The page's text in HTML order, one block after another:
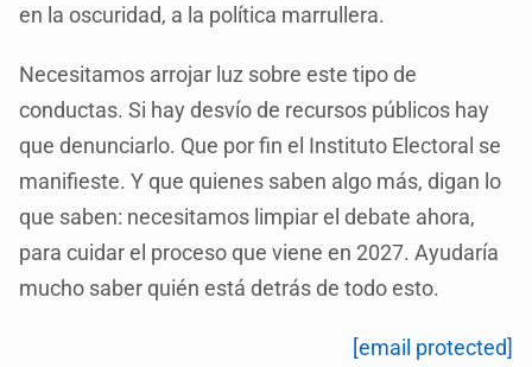
en la oscuridad, a la política marrullera.
Necesitamos arrojar luz sobre este tipo de
conductas. Si hay desvío de recursos públicos hay
que denunciarlo. Que por fin el Instituto Electoral se
manifieste. Y que quienes saben algo más, digan lo
que saben: necesitamos limpiar el debate ahora,
para cuidar el proceso que viene en 2027. Ayudaría
mucho saber quién está detrás de todo esto.
[email protected]